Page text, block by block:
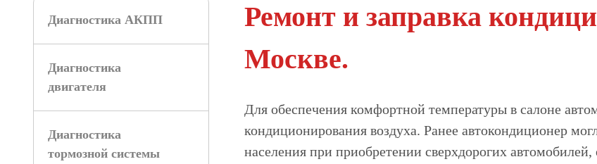
Диагностика АКПП
Диагностика
двигателя
Диагностика
тормозной системы
Ремонт и заправка
Москве.
Для обеспечения комфортной температуры в салоне
кондиционирования воздуха. Ранее автокондиционер
населения при приобретении сверхдорогих